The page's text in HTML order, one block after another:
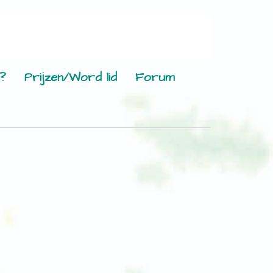
Prijzen/Word lid Forum